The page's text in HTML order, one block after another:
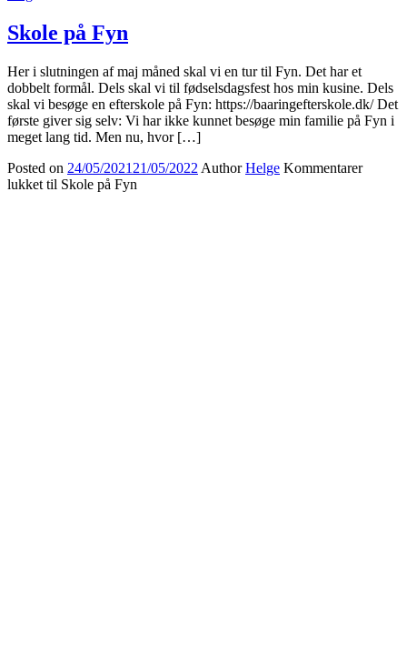
Skole på Fyn
Her i slutningen af maj måned skal vi en tur til Fyn. Det har et
dobbelt formål. Dels skal vi til fødselsdagsfest hos min kusine. Dels
skal vi besøge en efterskole på Fyn: https://baaringefterskole.dk/ Det
første giver sig selv: Vi har ikke kunnet besøge min familie på Fyn i
meget lang tid. Men nu, hvor […]
Posted on 24/05/2021 21/05/2022 Author Helge Kommentarer
lukket til Skole på Fyn